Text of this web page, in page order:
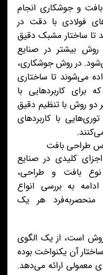
و جوشکاری انجام
فولادی با دقت در
تا ساختار مشبک دقیق
روش بیشتر در صنایع
در روش جوشکاری،
می‌شوند تا ساختاری
برای کاربردهایی با
روش با تنظیم دقیق
با کاربردهای
طراحی بافت
کلیدی در صنایع
بافت و طراحی،
به بررسی انواع
منحصربه‌فرد هر یک
است، از یک الگوی
آن یکنواخت بوده
معمولی ارائه می‌دهد.